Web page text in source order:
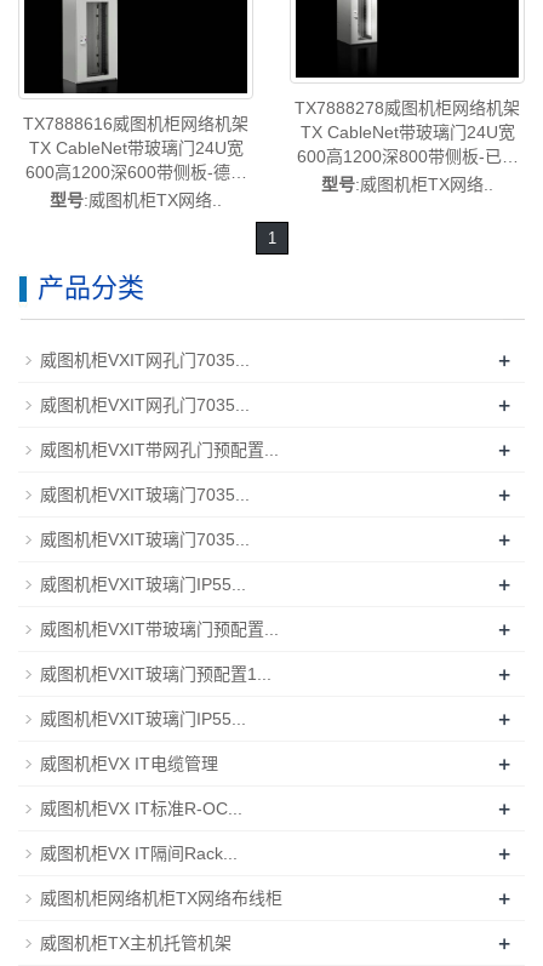
TX7888616威图机柜网络机架
TX CableNet带玻璃门24U宽
600高1200深600带侧板-德国
威图制造-rittal威图空调维修威
型号:威图机柜TX网络..
TX7888278威图机柜网络机架
TX CableNet带玻璃门24U宽
600高1200深800带侧板-已停
产-rittal威图空调维修威图电柜
型号:威图机柜TX网络..
1
产品分类
威图机柜VXIT网孔门7035... +
威图机柜VXIT网孔门7035... +
威图机柜VXIT带网孔门预配置... +
威图机柜VXIT玻璃门7035... +
威图机柜VXIT玻璃门7035... +
威图机柜VXIT玻璃门IP55... +
威图机柜VXIT带玻璃门预配置... +
威图机柜VXIT玻璃门预配置1... +
威图机柜VXIT玻璃门IP55... +
威图机柜VX IT电缆管理 +
威图机柜VX IT标准R-OC... +
威图机柜VX IT隔间Rack... +
威图机柜网络机柜TX网络布线柜 +
威图机柜TX主机托管机架 +